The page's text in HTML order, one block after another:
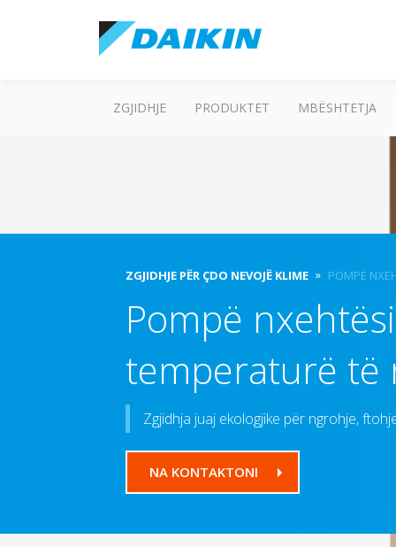
ZGJIDHJE PRODUKTET MBËSHTETJA
ZGJIDHJE PËR ÇDO NEVOJË KLIME POMPË
Pompë
temperaturë të
Zgjidhja juaj ekologjike për ngrohje,
NA KONTAKTONI